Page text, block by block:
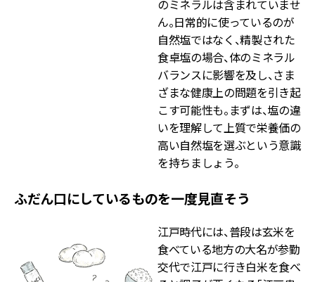
のミネラルは含まれていませ
ん。日常的に使っているのが
自然塩ではなく、精製された
食卓塩の場合、体のミネラル
バランスに影響を及し、さま
ざまな健康上の問題を引き起
こす可能性も。まずは、塩の違
いを理解して上質で栄養価の
高い自然塩を選ぶという意識
を持ちましょう。
ふだん口にしているものを一度見直そう
江戸時代には、普段は玄米を
食べている地方の大名が参勤
交代で江戸に行き白米を食べ